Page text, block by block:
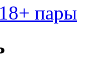
пары